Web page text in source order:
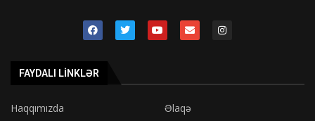
FAYDALI LINKLƏR
Haqqımızda
Əlaqə